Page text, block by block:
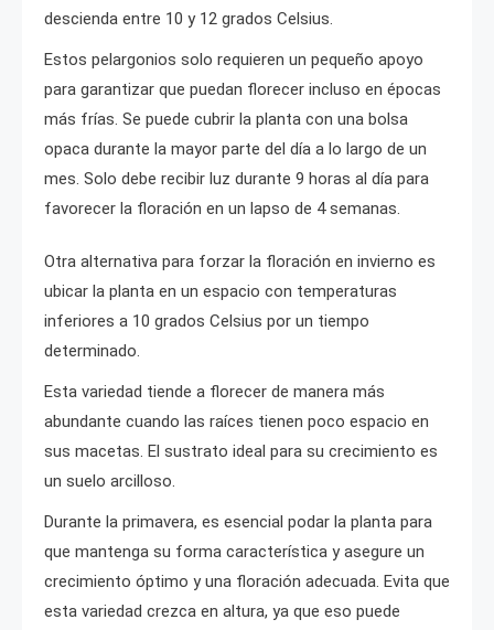
descienda entre 10 y 12 grados Celsius.
Estos pelargonios solo requieren un pequeño apoyo
para garantizar que puedan florecer incluso en épocas
más frías. Se puede cubrir la planta con una bolsa
opaca durante la mayor parte del día a lo largo de un
mes. Solo debe recibir luz durante 9 horas al día para
favorecer la floración en un lapso de 4 semanas.
Otra alternativa para forzar la floración en invierno es
ubicar la planta en un espacio con temperaturas
inferiores a 10 grados Celsius por un tiempo
determinado.
Esta variedad tiende a florecer de manera más
abundante cuando las raíces tienen poco espacio en
sus macetas. El sustrato ideal para su crecimiento es
un suelo arcilloso.
Durante la primavera, es esencial podar la planta para
que mantenga su forma característica y asegure un
crecimiento óptimo y una floración adecuada. Evita que
esta variedad crezca en altura, ya que eso puede